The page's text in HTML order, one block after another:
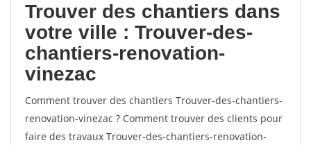
Trouver des chantiers dans
votre ville : Trouver-des-
chantiers-renovation-
vinezac
Comment trouver des chantiers Trouver-des-chantiers-
renovation-vinezac ? Comment trouver des clients pour
faire des travaux Trouver-des-chantiers-renovation-